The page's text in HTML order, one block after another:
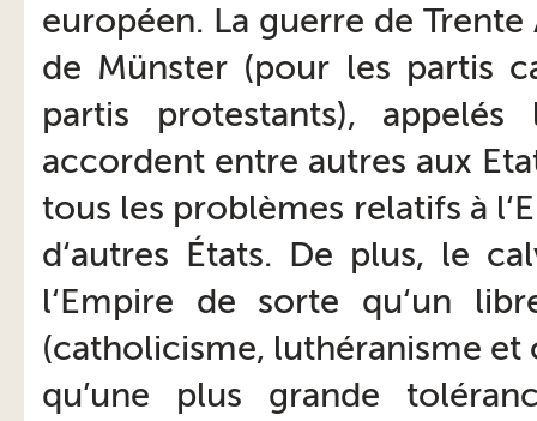
européen. La guerre de
de Münster (pour les partis
partis protestants),
accordent entre autres aux
tous les problèmes relatifs à
d‘autres États. De plus, le
l‘Empire de sorte qu‘un
(catholicisme, luthéranisme et
qu’une plus grande